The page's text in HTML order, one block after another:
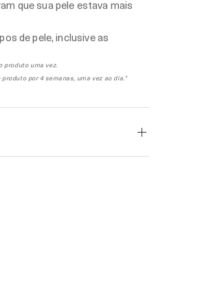
que sua pele estava mais
de pele, inclusive as
produto uma vez.
por 4 semanas, uma vez ao dia."